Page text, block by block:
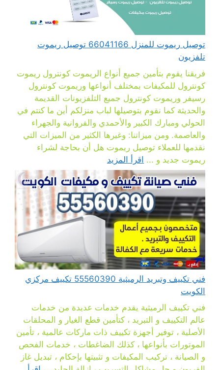
توصيل ريموت للمنزل 66041166 توصيل ريموت
تلفزيون
فريقنا يقوم بتأمين جميع أنواع الريموت كونترول ريموت
كونترول للمكيفات بمختلف أنواعها وريموت كونترول
رسيفر وريموت كونترول جميع التلفزيونات القديمة
والحديثة كما نقوم بتوصيلها لباب منزلكم أين ما كنتم في
الحولي ومبارك الكبير والأحمدي والفروانية والجهراء
والعاصمة. ومن ميزاتنا: وغيرها الكثير من الميزات التي
نقدمها للعملاء توصيل ريموت هل أن بحاجة لشراء
ريموت جديد و ... اقرأ المزيد
فني تكييف وتبريد الرميثية 55560390 تكييف مركزي
الكويت
فني تكييف الرميثية يقدم خدمات عديدة من خدمات
عالم التكييف و التبريد ، كتأمين قطع الغيار و المحلقات
الأصلية ، توفير أجهزة تكييف ذات ماركات عالمية ، تأمين
الموتورات بأنواعها ، كذلك الضاغطات ، خدمات الفحص
و الصيانة ، تركيب المكيفات و تثبيتها بإحكام ، تبديل غاز